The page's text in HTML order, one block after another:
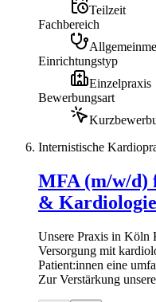
Teilzeit
Fachbereich
Einrichtungstyp
Einzelpraxis
Bewerbungsart
Internistische
MFA (m/w/d)
&
Unsere Praxis in Köln
Versorgung mit
Patient:innen eine
Zur Verstärkung